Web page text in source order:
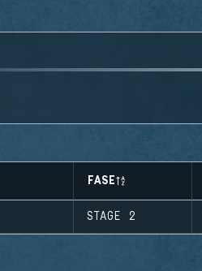
FASE
STAGE 2